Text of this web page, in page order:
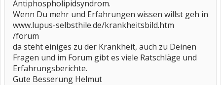
Antiphospholipidsyndrom.
Wenn Du mehr und Erfahrungen wissen willst geh in
www.lupus-selbsthile.de/krankheitsbild.htm
/forum
da steht einiges zu der Krankheit, auch zu Deinen
Fragen und im Forum gibt es viele Ratschläge und
Erfahrungsberichte.
Gute Besserung Helmut